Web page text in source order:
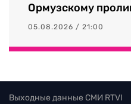
Ормузскому
05.08.2026 / 21:00
Выходные данные СМИ RTVI